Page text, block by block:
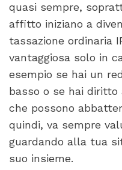
quasi sempre,
affitto iniziano a
tassazione ordinaria
vantaggiosa solo in
esempio se hai un
basso o se hai
che possono
quindi, va sempre
guardando alla tua
suo insieme.